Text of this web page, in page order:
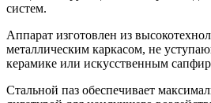
систем.
Аппарат изготовлен из
металлическим каркасом, не
керамике или искусственным
Стальной паз обеспечивает